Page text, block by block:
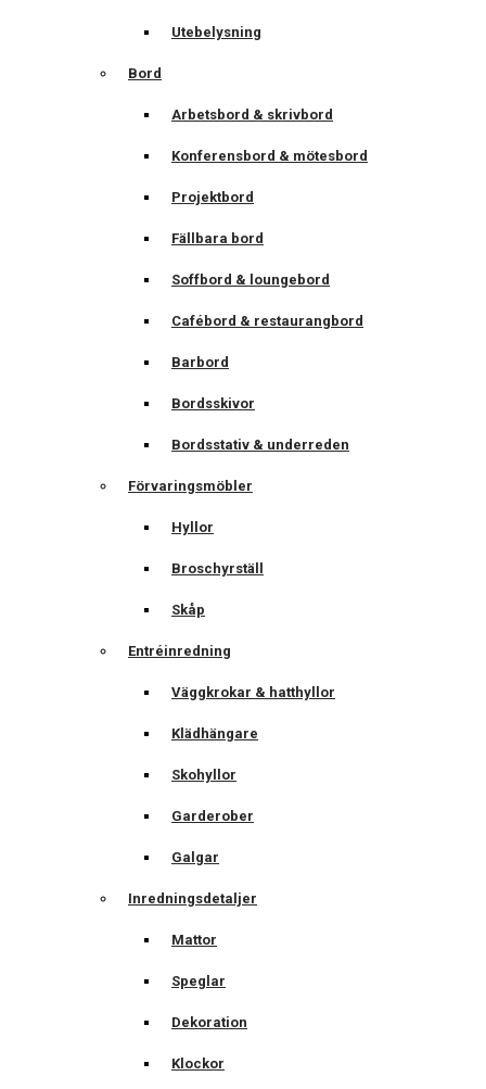
Utebelysning
Bord
Arbetsbord & skrivbord
Konferensbord & mötesbord
Projektbord
Fällbara bord
Soffbord & loungebord
Cafébord & restaurangbord
Barbord
Bordsskivor
Bordsstativ & underreden
Förvaringsmöbler
Hyllor
Broschyrställ
Skåp
Entréinredning
Väggkrokar & hatthyllor
Klädhängare
Skohyllor
Garderober
Galgar
Inredningsdetaljer
Mattor
Speglar
Dekoration
Klockor